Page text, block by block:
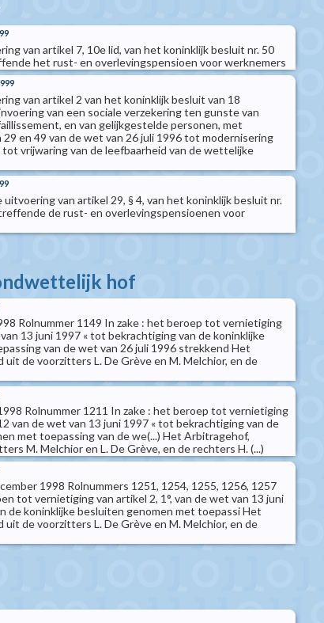
van artikel 7, 10e lid, van het koninklijk besluit nr. 50
het rust- en overlevingspensioen voor werknemers
van artikel 2 van het koninklijk besluit van 18
van een sociale verzekering ten gunste van
en van gelijkgestelde personen, met
en 49 van de wet van 26 juli 1996 tot modernisering
tot vrijwaring van de leefbaarheid van de wettelijke
van artikel 29, § 4, van het koninklijk besluit nr.
de rust- en overlevingspensioenen voor
hof
Rolnummer 1149 In zake : het beroep tot vernietiging
13 juni 1997 « tot bekrachtiging van de koninklijke
van de wet van 26 juli 1996 strekkend Het
de voorzitters L. De Grève en M. Melchior, en de
Rolnummer 1211 In zake : het beroep tot vernietiging
van de wet van 13 juni 1997 « tot bekrachtiging van de
met toepassing van de we(...) Het Arbitragehof,
M. Melchior en L. De Grève, en de rechters H. (...)
1998 Rolnummers 1251, 1254, 1255, 1256, 1257
tot vernietiging van artikel 2, 1°, van de wet van 13 juni
de koninklijke besluiten genomen met toepassi Het
de voorzitters L. De Grève en M. Melchior, en de